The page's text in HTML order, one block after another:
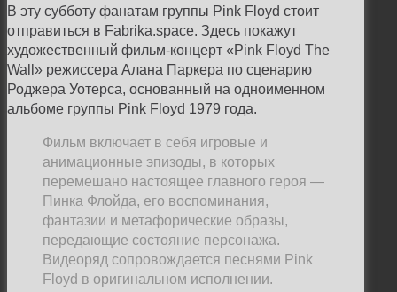
В эту субботу фанатам группы Pink Floyd стоит
отправиться в Fabrika.space. Здесь покажут
художественный фильм-концерт «Pink Floyd The
Wall» режиссера Алана Паркера по сценарию
Роджера Уотерса, основанный на одноименном
альбоме группы Pink Floyd 1979 года.
Фильм включает в себя игровые и
анимационные эпизоды, в которых
перемешано настоящее главного героя —
Пинка Флойда, его воспоминания,
фантазии и метафорические образы,
передающие состояние персонажа.
Видеоряд сопровождается песнями Pink
Floyd в оригинальном исполнении.